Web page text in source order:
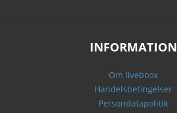
INFORMATION
Om liveboox
Handelsbetingelser
Persondatapolitik